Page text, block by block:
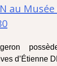
au Musée
d’Étienne